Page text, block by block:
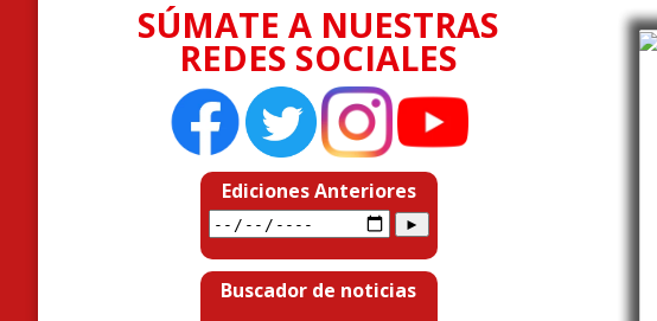
SÚMATE A NUESTRAS
REDES SOCIALES
Ediciones Anteriores
Buscador de noticias